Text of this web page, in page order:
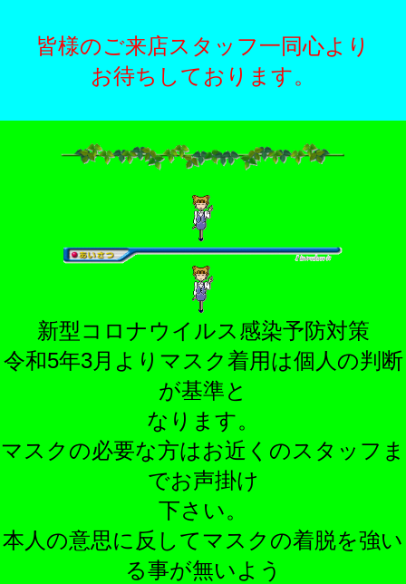
皆様のご来店スタッフ一同心より
お待ちしております。
新型コロナウイルス感染予防対策
令和5年3月よりマスク着用は個人の判断
が基準と
なります。
マスクの必要な方はお近くのスタッフま
でお声掛け
下さい。
本人の意思に反してマスクの着脱を強い
る事が無いよう